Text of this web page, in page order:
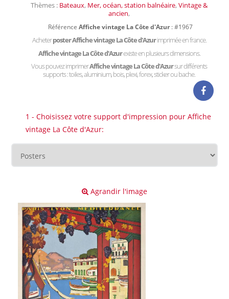
Thèmes : Bateaux, Mer, océan, station balnéaire, Vintage &
ancien,
Référence Affiche vintage La Côte d'Azur: #1967
Acheterposter Affiche vintage La Côte d'Azurimprimée en france.
Affiche vintage La Côte d'Azurexiste en plusieurs dimensions.
Vous pouvez imprimerAffiche vintage La Côte d'Azursur différents
supports : toiles, aluminium, bois, plexi, forex, sticker ou bache.
1 - Choisissez votre support d'impression pour Affiche
vintage La Côte d'Azur:
Agrandir l'image